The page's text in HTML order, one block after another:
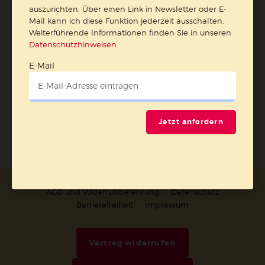
Datenschutzhinweisen.
E-Mail
AGB und Widerrufsbelehrung
Datenschutz
Barrierefreiheit
Impressum
Vertrag widerrufen
auszurichten. Über einen Link in Newsletter oder E-
Mail kann ich diese Funktion jederzeit ausschalten.
Weiterführende Informationen finden Sie in unseren
Datenschutzhinweisen
E-Mail
Jetzt anfordern